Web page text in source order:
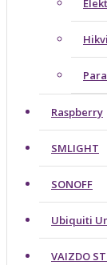
Raspberry
SMLIGHT
SONOFF
Ubiquiti
VAIZDO